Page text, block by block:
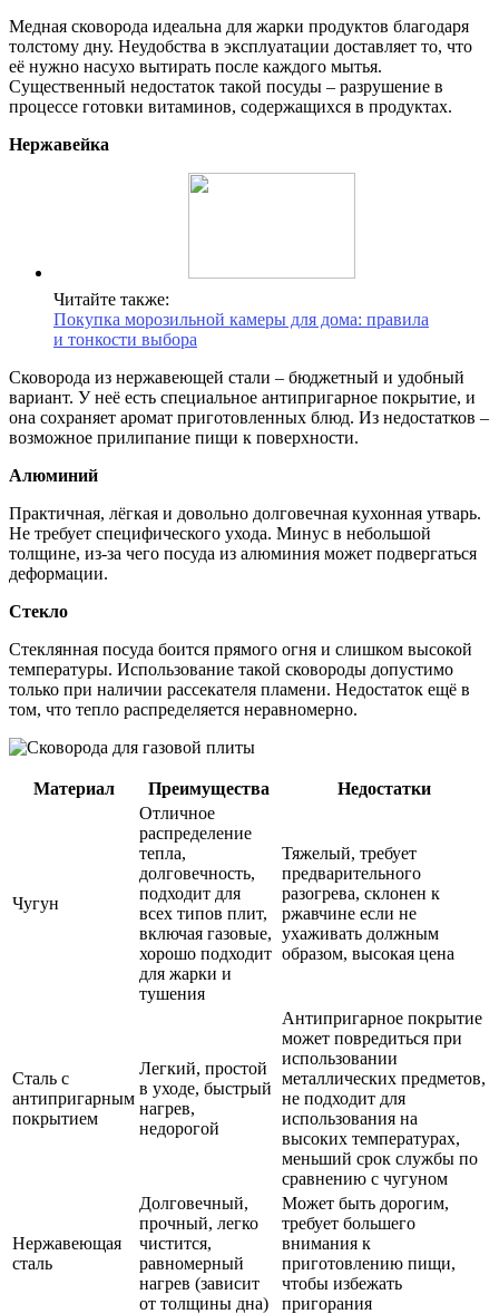
Медная сковорода идеальна для жарки продуктов благодаря
толстому дну. Неудобства в эксплуатации доставляет то, что
её нужно насухо вытирать после каждого мытья.
Существенный недостаток такой посуды – разрушение в
процессе готовки витаминов, содержащихся в продуктах.
Нержавейка
Читайте также:
Покупка морозильной камеры для дома: правила
и тонкости выбора
Сковорода из нержавеющей стали – бюджетный и удобный
вариант. У неё есть специальное антипригарное покрытие, и
она сохраняет аромат приготовленных блюд. Из недостатков –
возможное прилипание пищи к поверхности.
Алюминий
Практичная, лёгкая и довольно долговечная кухонная утварь.
Не требует специфического ухода. Минус в небольшой
толщине, из-за чего посуда из алюминия может подвергаться
деформации.
Стекло
Стеклянная посуда боится прямого огня и слишком высокой
температуры. Использование такой сковороды допустимо
только при наличии рассекателя пламени. Недостаток ещё в
том, что тепло распределяется неравномерно.
Материал Преимущества Недостатки
Чугун
Отличное
распределение
тепла,
долговечность,
подходит для
всех типов плит,
включая газовые,
хорошо подходит
для жарки и
тушения
Тяжелый, требует
предварительного
разогрева, склонен к
ржавчине если не
ухаживать должным
образом, высокая цена
Сталь с
антипригарным
покрытием
Легкий, простой
в уходе, быстрый
нагрев,
недорогой
Антипригарное покрытие
может повредиться при
использовании
металлических предметов,
не подходит для
использования на
высоких температурах,
меньший срок службы по
сравнению с чугуном
Нержавеющая
сталь
Долговечный,
прочный, легко
чистится,
равномерный
нагрев (зависит
от толщины дна)
Может быть дорогим,
требует большего
внимания к
приготовлению пищи,
чтобы избежать
пригорания